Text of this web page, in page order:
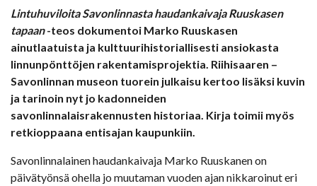
Lintuhuviloita Savonlinnasta haudankaivaja Ruuskasen
tapaan-teos dokumentoi Marko Ruuskasen
ainutlaatuista ja kulttuurihistoriallisesti ansiokasta
linnunpönttöjen rakentamisprojektia. Riihisaaren –
Savonlinnan museon tuorein julkaisu kertoo lisäksi kuvin
ja tarinoin nyt jo kadonneiden
savonlinnalaisrakennusten historiaa. Kirja toimii myös
retkioppaana entisajan kaupunkiin.
Savonlinnalainen haudankaivaja Marko Ruuskanen on
päivätyönsä ohella jo muutaman vuoden ajan nikkaroinut eri